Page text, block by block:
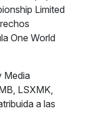
Limited
One World
Media
LSXMK,
a las